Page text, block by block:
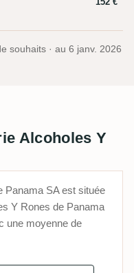
souhaits · au 6 janv. 2026
Alcoholes Y
Panama SA est située
Y Rones de Panama
une moyenne de